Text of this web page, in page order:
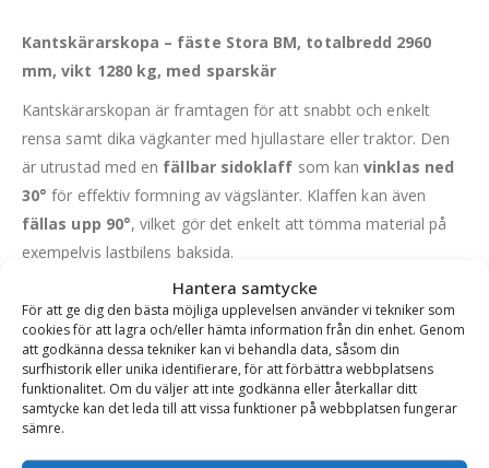
Hantera samtycke
För att ge dig den bästa möjliga upplevelsen använder vi tekniker som
cookies för att lagra och/eller hämta information från din enhet. Genom
att godkänna dessa tekniker kan vi behandla data, såsom din
surfhistorik eller unika identifierare, för att förbättra webbplatsens
funktionalitet. Om du väljer att inte godkänna eller återkallar ditt
samtycke kan det leda till att vissa funktioner på webbplatsen fungerar
sämre.
Kantskärarskopa – fäste Stora BM, totalbredd 2960
mm, vikt 1280 kg, med sparskär
Kantskärarskopan är framtagen för att snabbt och enkelt
rensa samt dika vägkanter med hjullastare eller traktor. Den
är utrustad med en fällbar sidoklaff som kanvinklas ned
30° för effektiv formning av vägslänter. Klaffen kan även
fällas upp 90°, vilket gör det enkelt att tömma material på
exempelvis lastbilens baksida.
Konstruktion och material
Botten: 16 mmHardox 450för maximal slitstyrka
Slitribbor:10 mmHardox 450på undersidan
Klaffhöjd: 320 mm ytterkant → 470 mm längst in
Levereras med bultade sparskärför enkel service och lång
livslängd
Passar bäst påmaskiner med max maskinbredd 2300